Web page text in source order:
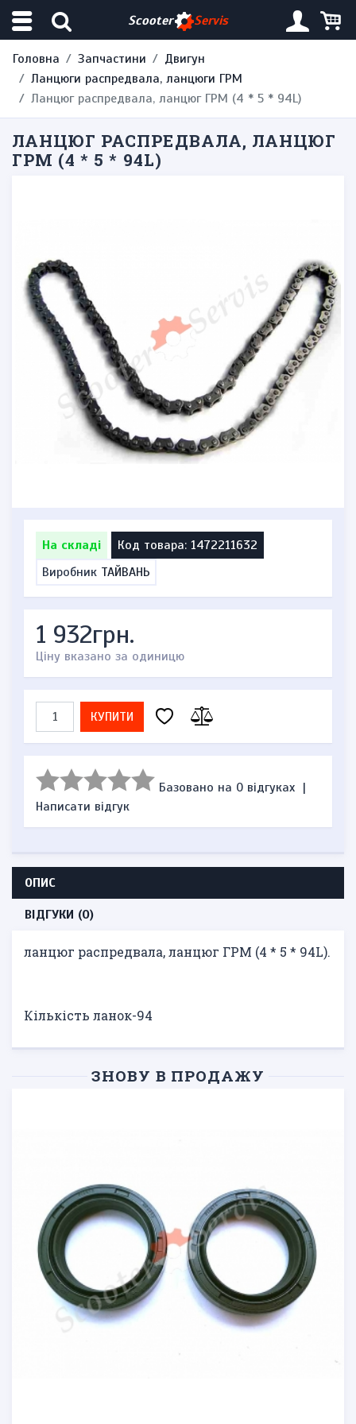
Scooter Servis
Головна Запчастини
Двигун
Ланцюги распредвала, ланцюги ГРМ
Ланцюг распредвала, ланцюг ГРМ (4 * 5 * 94L)
ЛАНЦЮГ РАСПРЕДВАЛА, ЛАНЦЮГ
ГРМ (4 * 5 * 94L)
На складі
Код товара: 1472211632
Виробник ТАЙВАНЬ
1 932грн.
Ціну вказано за одиницю
КУПИТИ
Базовано на 0 відгуках |
Написати відгук
ОПИС
ВІДГУКИ (0)
ланцюг распредвала, ланцюг ГРМ (4 * 5 * 94L).
Кількість ланок-94
ЗНОВУ В ПРОДАЖУ